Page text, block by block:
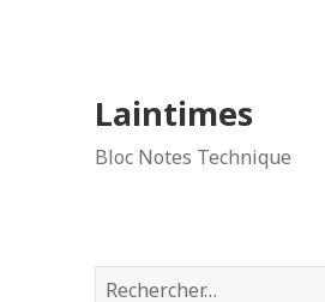
Laintimes
Bloc Notes Technique
Rechercher :